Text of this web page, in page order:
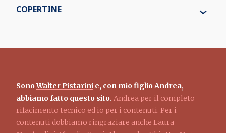
COPERTINE
SonoWalter Pistarini e, con mio figlio Andrea,
abbiamo fatto questo sito. Andrea per il completo
rifacimento tecnico ed io per i contenuti. Per i
contenuti dobbiamo ringraziare anche Laura